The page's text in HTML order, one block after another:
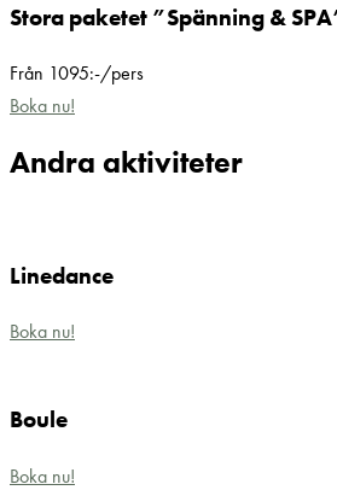
Stora paketet ”Spänning &
Från 1095:-/pers
Boka nu!
Andra aktiviteter
Linedance
Boka nu!
Boule
Boka nu!